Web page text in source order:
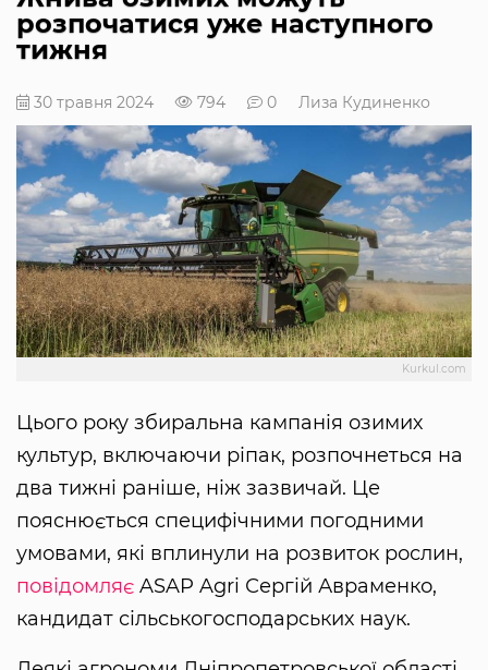
розпочатися уже наступного
тижня
30 травня 2024 794 0 Лиза Кудиненко
Kurkul.com
Цього року збиральна кампанія озимих
культур, включаючи ріпак, розпочнеться на
два тижні раніше, ніж зазвичай. Це
пояснюється специфічними погодними
умовами, які вплинули на розвиток рослин,
повідомляє ASAP Agri Сергій Авраменко,
кандидат сільськогосподарських наук.